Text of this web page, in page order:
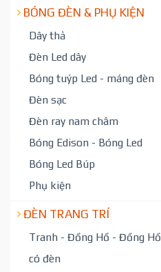
BÓNG ĐÈN & PHỤ KIỆN
Dây thả
Đèn Led dây
Bóng tuýp Led - máng đèn
Đèn sạc
Đèn ray nam châm
Bóng Edison - Bóng Led
Bóng Led Búp
Phụ kiện
ĐÈN TRANG TRÍ
Tranh - Đồng Hồ - Đồng Hồ
có đèn